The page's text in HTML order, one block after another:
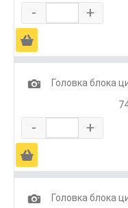
- +
Ä
1
Головка блока
- +
Ä
1
Головка блока